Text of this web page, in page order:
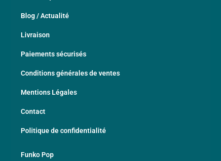
Blog / Actualité
Livraison
Paiements sécurisés
Conditions générales de ventes
Mentions Légales
Contact
Politique de confidentialité
Funko Pop